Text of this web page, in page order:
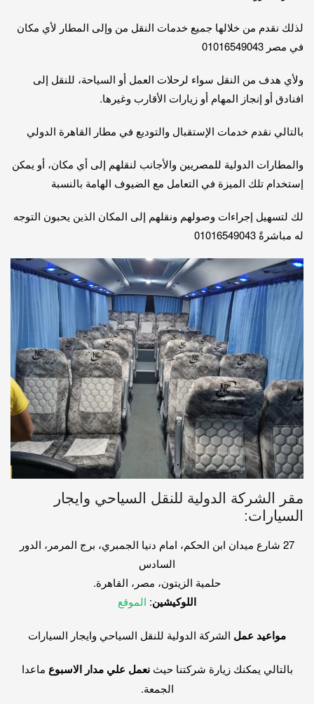
لذلك نقدم من خلالها جميع خدمات النقل من وإلى المطار لأي مكان
في مصر 01016549043
ولأي هدف من النقل سواء لرحلات العمل أو السياحة، للنقل إلى
افنادق أو إنجاز المهام أو زيارات الأقارب وغيرها.
بالتالي نقدم خدمات الإستقبال والتوديع في مطار القاهرة الدولي
والمطارات الدولية للمصريين والأجانب لنقلهم إلى أي مكان، أو يمكن
إستخدام تلك الميزة في التعامل مع الضيوف الهامة بالنسبة
لك لتسهيل إجراءات وصولهم ونقلهم إلى المكان الذين يحبون التوجه
له مباشرةً 01016549043
مقر الشركة الدولية للنقل السياحي وايجار
السيارات:
27 شارع ميدان ابن الحكم، امام دنيا الجمبري، برج المرمر، الدور
السادس
حلمية الزيتون، مصر، القاهرة.
اللوكيشين: الموقع
مواعيد عمل الشركة الدولية للنقل السياحي وايجار السيارات
بالتالي يمكنك زيارة شركتنا حيثنعمل علي مدار الاسبوع ماعدا
الجمعة.